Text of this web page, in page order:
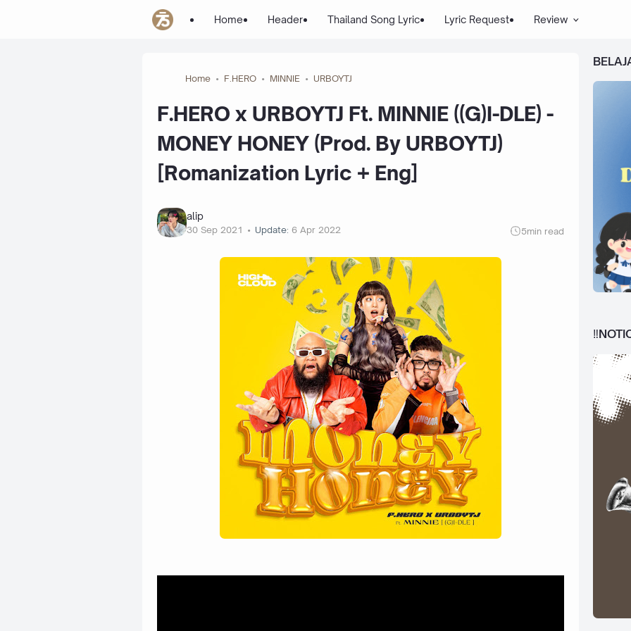
Home Header Thailand Song Lyric Lyric Request Review
Home F.HERO MINNIE URBOYTJ
F.HERO x URBOYTJ Ft. MINNIE ((G)I-DLE) -
MONEY HONEY (Prod. By URBOYTJ)
[Romanization Lyric + Eng]
alip
30 Sep 2021 Update: 6 Apr 2022 5min read